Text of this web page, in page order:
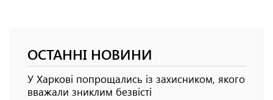
ОСТАННІ НОВИНИ
У Харкові попрощались із захисником, якого
вважали зниклим безвісті